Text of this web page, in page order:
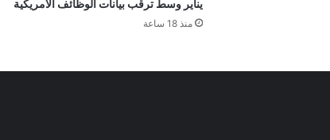
يناير وسط ترقب بيانات الوظائف الأمريكية
منذ 18 ساعة